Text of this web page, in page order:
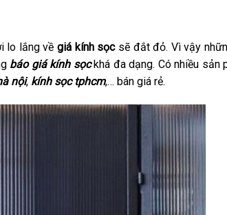
lo lắng vềgiá kính sọcsẽ đắt đỏ. Vì vậy
báo giá kính sọckhá đa dạng. Có nhiều sản
nội, kính sọc tphcm,… bán giá rẻ.